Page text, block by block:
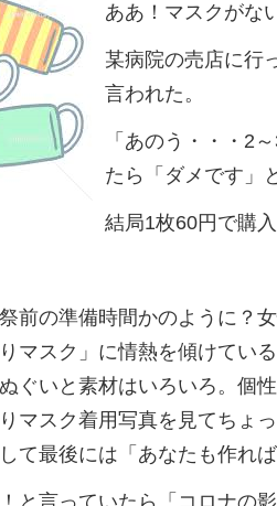
ああ！マスクがな
某病院の売店に行
言われた。
「あのう・・・2
たら「ダメです」
結局1枚60円で購
前の準備時間かのように？
マスク」に情熱を傾けてい
ぐいと素材はいろいろ。個
マスク着用写真を見てちょ
て最後には「あなたも作れ
と言っていたら「コロナの